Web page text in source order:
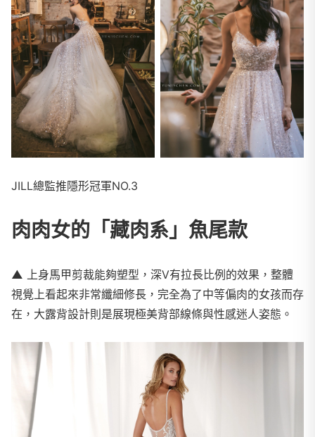
JILL總監推隱形冠軍NO.3
肉肉女的「藏肉系」魚尾款
▲ 上身馬甲剪裁能夠塑型，深V有拉長比例的效果，整體
視覺上看起來非常纖細修長，完全為了中等偏肉的女孩而存
在，大露背設計則是展現極美背部線條與性感迷人姿態。